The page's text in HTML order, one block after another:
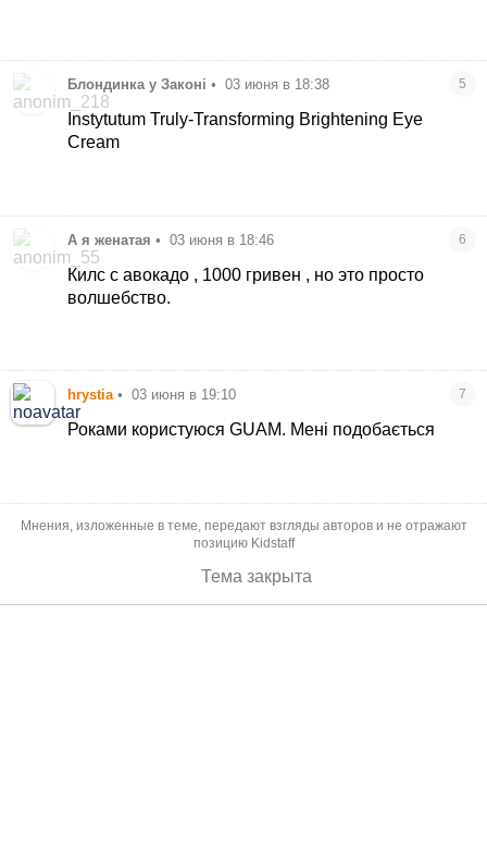
Блондинка у Законі • 03 июня в 18:38 5
Instytutum Truly-Transforming Brightening Eye
Cream
А я женатая • 03 июня в 18:46 6
Килс с авокадо , 1000 гривен , но это просто
волшебство.
hrystia • 03 июня в 19:10 7
Роками користуюся GUAM. Мені подобається
Мнения, изложенные в теме, передают взгляды авторов и не отражают
позицию Kidstaff
Тема закрыта